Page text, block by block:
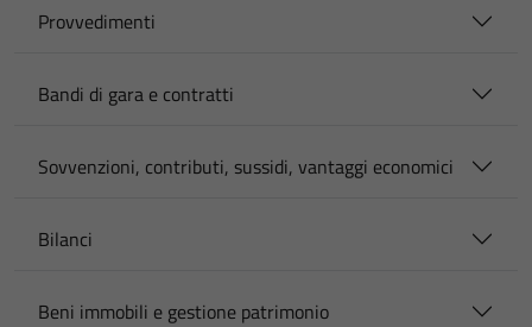
Provvedimenti
Bandi di gara e contratti
Sovvenzioni, contributi, sussidi, vantaggi economici
Bilanci
Beni immobili e gestione patrimonio